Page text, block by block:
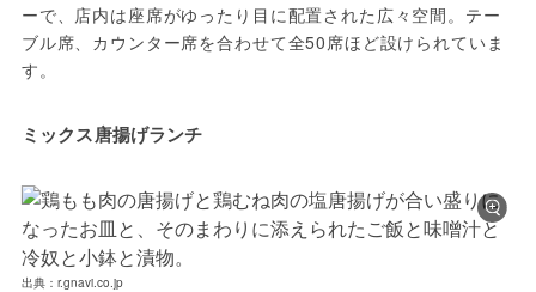
ーで、店内は座席がゆったり目に配置された広々空間。テー
ブル席、カウンター席を合わせて全50席ほど設けられていま
す。
ミックス唐揚げランチ
出典：r.gnavi.co.jp